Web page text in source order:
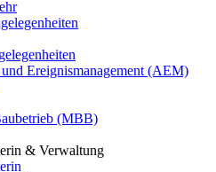
Ereignismanagement (AEM)
(MBB)
& Verwaltung